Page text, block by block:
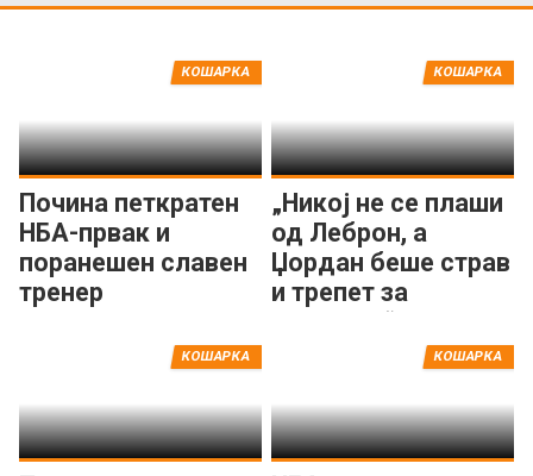
Почина петкратен
НБА-првак и
поранешен славен
тренер
КОШАРКА
„Никој не се плаши
од Леброн, а
Џордан беше страв
и трепет за
ривалите“
КОШАРКА
КОШАРКА КОШАРКА